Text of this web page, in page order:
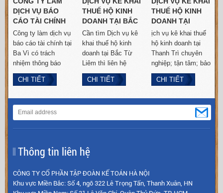
DỊCH VỤ BÁO
CÁO TÀI CHÍNH
TẠI BA VÌ
CHUYÊN NGHIỆP
Công ty làm dịch vụ
báo cáo tài chính tại
Ba Vì có trách
nhiệm thông báo
cho doanh nghiệp
các vấn đề phát
nợ.
CHI TIẾT
THUẾ HỘ KINH
DOANH TẠI BẮC
TỪ LIÊM GIÁ RẺ
Cần tìm Dịch vụ kê
khai thuế hộ kinh
doanh tại Bắc Từ
Liêm thì liên hệ
ngay với Kế Toán
Hà Nội để được hỗ
CHI TIẾT
THUẾ HỘ KINH
DOANH TẠI
THANH TRÌ GIÁ
RẺ
ịch vụ kê khai thuế
hộ kinh doanh tại
Thanh Trì chuyên
nghiệp; tận tâm; bảo
mật cam kết đồng
hành cùng hộ kinh
CHI TIẾT
Thông tin liên hệ
CÔNG TY CỔ PHẦN TẬP ĐOÀN KẾ TOÁN HÀ NỘI
Khu vực Miền Bắc: Số 4, ngõ 322 Lê Trọng Tấn, Thanh Xuân, HN